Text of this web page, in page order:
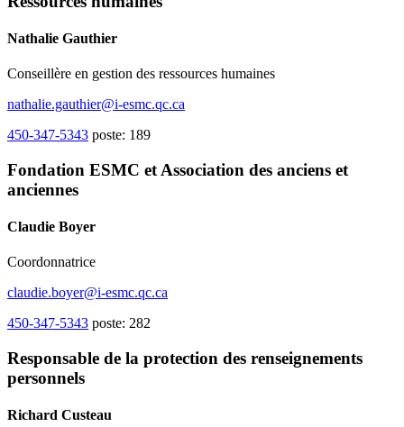
Nathalie Gauthier
Conseillère en gestion des ressources humaines
nathalie.gauthier@i-esmc.qc.ca
450-347-5343 poste: 189
Fondation ESMC et Association des anciens et
anciennes
Claudie Boyer
Coordonnatrice
claudie.boyer@i-esmc.qc.ca
450-347-5343 poste: 282
Responsable de la protection des renseignements
personnels
Richard Custeau